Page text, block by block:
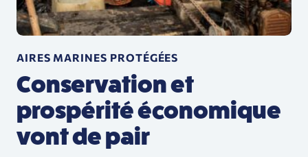
AIRES MARINES PROTÉGÉES
Conservation et
prospérité économique
vont de pair